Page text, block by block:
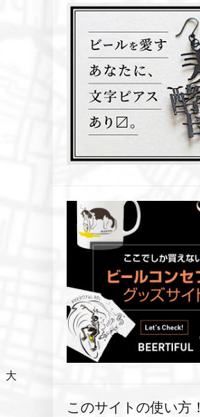
大
このサイトの使い方！